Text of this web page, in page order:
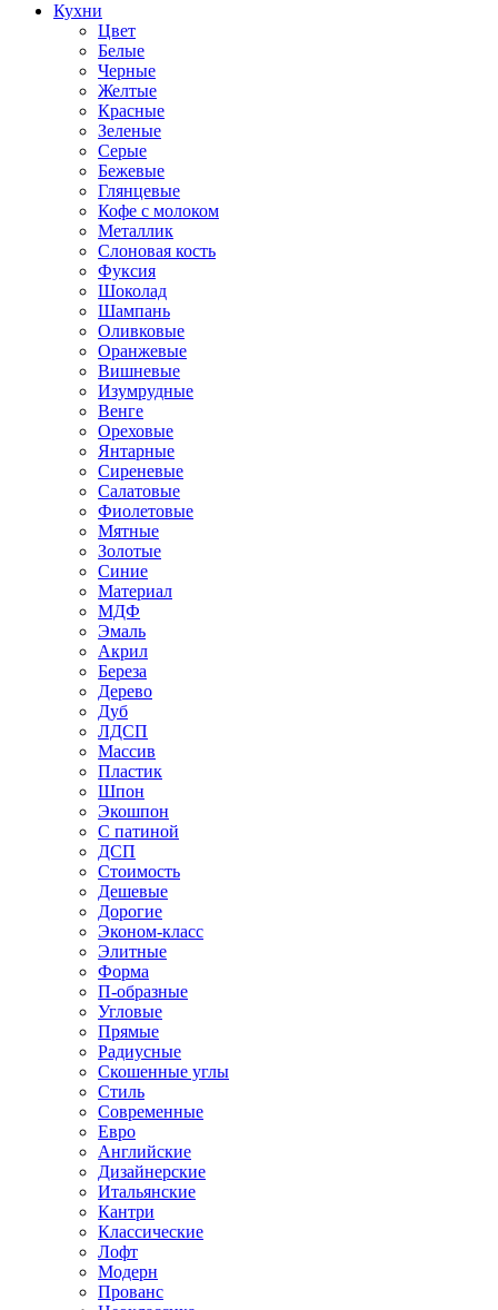
Кухни
Цвет
Белые
Черные
Желтые
Красные
Зеленые
Серые
Бежевые
Глянцевые
Кофе с молоком
Металлик
Слоновая кость
Фуксия
Шоколад
Шампань
Оливковые
Оранжевые
Вишневые
Изумрудные
Венге
Ореховые
Янтарные
Сиреневые
Салатовые
Фиолетовые
Мятные
Золотые
Синие
Материал
МДФ
Эмаль
Акрил
Береза
Дерево
Дуб
ЛДСП
Массив
Пластик
Шпон
Экошпон
С патиной
ДСП
Стоимость
Дешевые
Дорогие
Эконом-класс
Элитные
Форма
П-образные
Угловые
Прямые
Радиусные
Скошенные углы
Стиль
Современные
Евро
Английские
Дизайнерские
Итальянские
Кантри
Классические
Лофт
Модерн
Прованс